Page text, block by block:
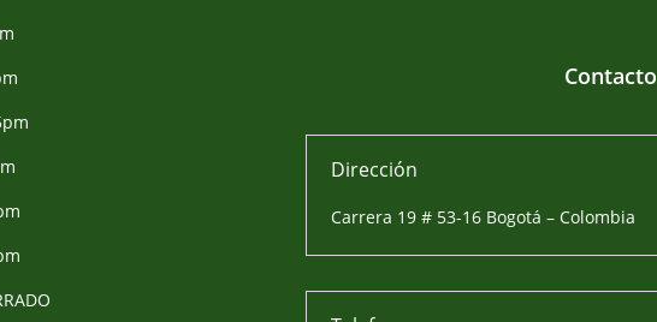
Contacto
Dirección
Carrera 19 # 53-16 Bogotá – Colombia